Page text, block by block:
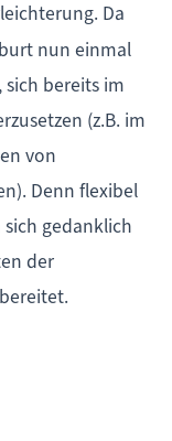
Da
nun einmal
bereits im
(z.B. im
von
Denn flexibel
gedanklich
der